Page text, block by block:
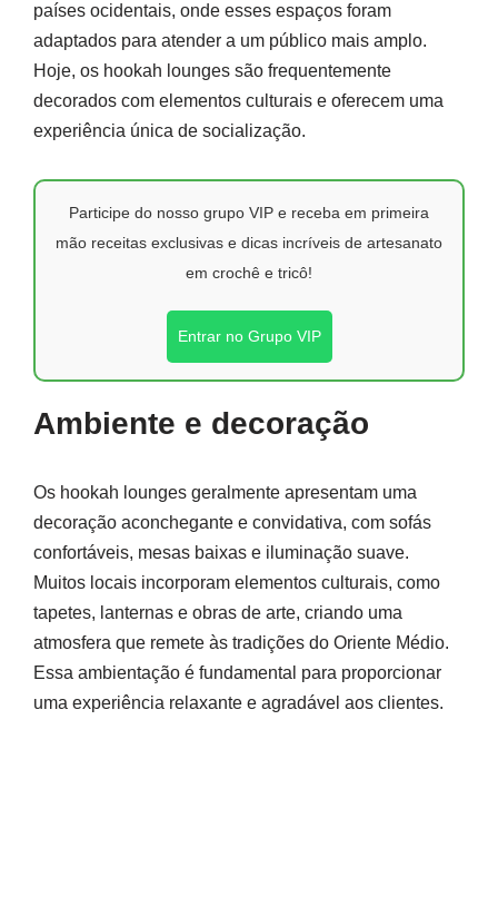
países ocidentais, onde esses espaços foram
adaptados para atender a um público mais amplo.
Hoje, os hookah lounges são frequentemente
decorados com elementos culturais e oferecem uma
experiência única de socialização.
Participe do nosso grupo VIP e receba em primeira
mão receitas exclusivas e dicas incríveis de artesanato
em crochê e tricô!
Entrar no Grupo VIP
Ambiente e decoração
Os hookah lounges geralmente apresentam uma
decoração aconchegante e convidativa, com sofás
confortáveis, mesas baixas e iluminação suave.
Muitos locais incorporam elementos culturais, como
tapetes, lanternas e obras de arte, criando uma
atmosfera que remete às tradições do Oriente Médio.
Essa ambientação é fundamental para proporcionar
uma experiência relaxante e agradável aos clientes.